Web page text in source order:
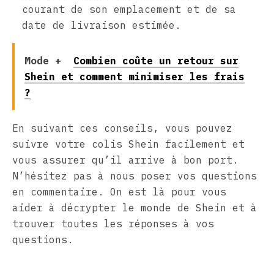
courant de son emplacement et de sa
date de livraison estimée.
Mode +
Combien coûte un retour sur
Shein et comment minimiser les frais
?
En suivant ces conseils, vous pouvez
suivre votre colis Shein facilement et
vous assurer qu’il arrive à bon port.
N’hésitez pas à nous poser vos questions
en commentaire. On est là pour vous
aider à décrypter le monde de Shein et à
trouver toutes les réponses à vos
questions.